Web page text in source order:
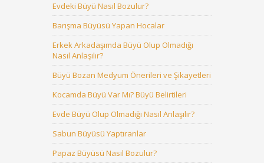
Evdeki Büyü Nasıl Bozulur?
Barışma Büyüsü Yapan Hocalar
Erkek Arkadaşımda Büyü Olup Olmadığı
Nasıl Anlaşılır?
Büyü Bozan Medyum Önerileri ve Şikayetleri
Kocamda Büyü Var Mı? Büyü Belirtileri
Evde Büyü Olup Olmadığı Nasıl Anlaşılır?
Sabun Büyüsü Yaptıranlar
Papaz Büyüsü Nasıl Bozulur?